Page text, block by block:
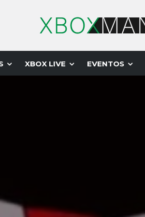
XBOX LIVE EVENTOS